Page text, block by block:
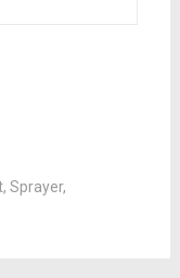
, Sprayer,